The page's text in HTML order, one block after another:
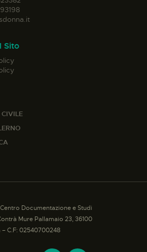
Sito
Documentazione e Studi
Mure Pallamaio 23, 36100
– C.F: 02540700248